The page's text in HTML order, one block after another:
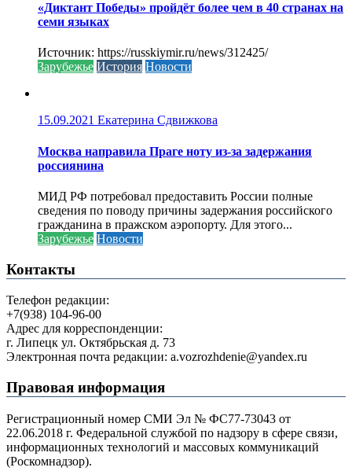
«Диктант Победы» пройдёт более чем в 40 странах на
семи языках
Источник: https://russkiymir.ru/news/312425/
Зарубежье История Новости
15.09.2021 Екатерина Сдвижкова
Москва направила Праге ноту из-за задержания
россиянина
МИД РФ потребовал предоставить России полные
сведения по поводу причины задержания российского
гражданина в пражском аэропорту. Для этого...
Зарубежье Новости
Контакты
Телефон редакции:
+7(938) 104-96-00
Адрес для корреспонденции:
г. Липецк ул. Октябрьская д. 73
Электронная почта редакции: a.vozrozhdenie@yandex.ru
Правовая информация
Регистрационный номер СМИ Эл № ФС77-73043 от
22.06.2018 г. Федеральной службой по надзору в сфере связи,
информационных технологий и массовых коммуникаций
(Роскомнадзор).